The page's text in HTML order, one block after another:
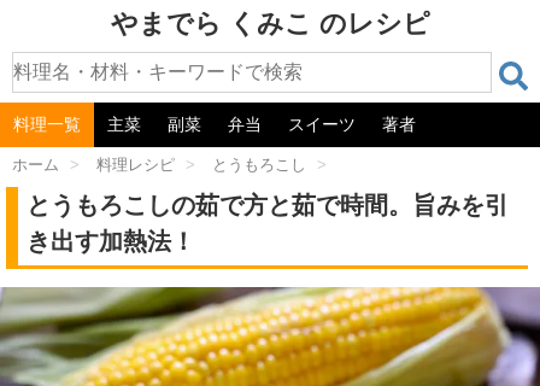
やまでら くみこ のレシピ
料理一覧 主菜 副菜 弁当 スイーツ 著者
ホーム > 料理レシピ > とうもろこし >
とうもろこしの茹で方と茹で時間。旨みを引
き出す加熱法！